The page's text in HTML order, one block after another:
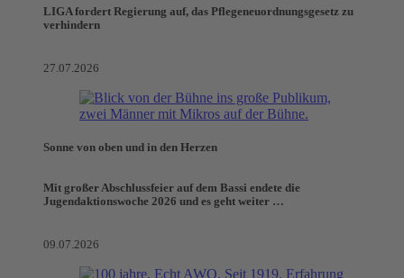
LIGA fordert Regierung auf, das Pflegeneuordnungsgesetz zu
verhindern
27.07.2026
Sonne von oben und in den Herzen
Mit großer Abschlussfeier auf dem Bassi endete die
Jugendaktionswoche 2026 und es geht weiter …
09.07.2026